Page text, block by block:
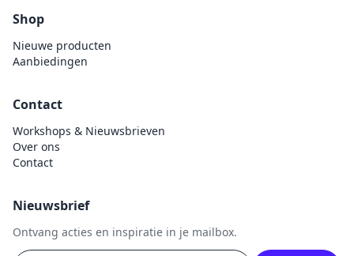
Shop
Nieuwe producten
Aanbiedingen
Contact
Workshops & Nieuwsbrieven
Over ons
Contact
Nieuwsbrief
Ontvang acties en inspiratie in je mailbox.